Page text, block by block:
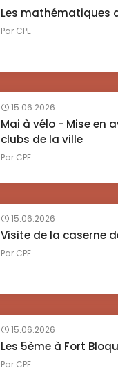
Les mathématiques
Par CPE
15.06.2026
Mai à vélo - Mise en
clubs de la ville
Par CPE
15.06.2026
Visite de la caserne
Par CPE
15.06.2026
Les 5ème à Fort
Par CPE